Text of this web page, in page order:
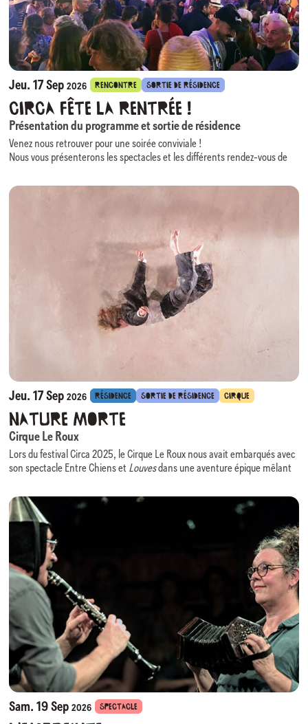
*** Retrouvez L’Attraction Céleste avec Célestarium
(création
éphémère rassemblant les artistes de la compagnie et des invités)les 2,
3 et 4 décembre au CIRC.
Jeu. 17 Sep2026 RENCONTRE SORTIE DE RÉSIDENCE
Circa fête la rentrée !
Présentation du programme et sortie de résidence
Venez nous retrouver pour une soirée conviviale !
Nous vous présenterons les spectacles et les différents rendez-vous de
La compagnie Cirque Le Roux, accueillie en résidence de création,
vous guiderons dans vos choix de spectacles et de parcours (prise de
rendez-vous possible).
Une soirée de rentrée placée sous le thème « Circa, contes et légendes »
N’hésitez donc pas à jouer vous aussi le jeu (vêtement, accessoires…)
pour nous accompagner dans cette soirée enchantée !
Jeu. 17 Sep2026 RÉSIDENCE SORTIE DE RÉSIDENCE CIRQUE
Nature Morte
Cirque Le Roux
Lors du festival Circa 2025, le Cirque Le Roux nous avait embarqués avec
son spectacle Entre Chiens et Louvesdans une aventure épique mêlant
évolutive des plus ingénieuses.
Nous avons le plaisir d’accueillir à nouveau cette équipe, cette fois en
résidence, pour la création de son prochain spectacle :
Au croisement du cirque, du théâtre physique et de la composition
Nature Morte
prend pour point de départ un monde en perte de
repères et interroge l’érosion de notre nature humaine, rendant visible
ce que les mots peinent à dire.
La scénographie, évocatrice d’une grandeur passée figée, devient un
personnage à part entière : elle enferme, impose, mais laisse apparaître
des interstices de liberté. Huit individus que tout sépare y forment une
communauté fragile mais réelle.
Nature Morte questionne les excès du monde tout en rappelant que
l’empathie, à l’heure de la productivité infinie, demeure notre ressource
la plus rare et la plus humaine.
Sam. 19 Sep2026 SPECTACLE